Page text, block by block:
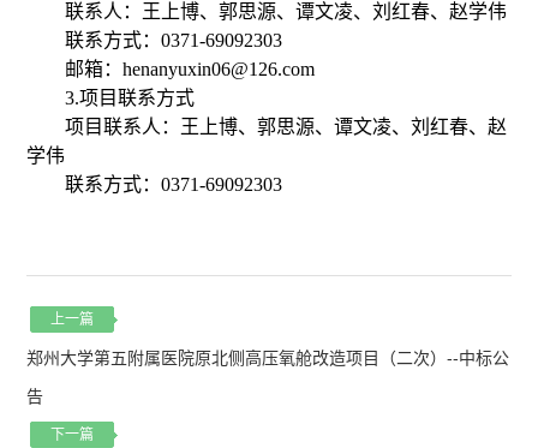
联系人：王上博、郭思源、谭文凌、刘红春、赵学伟
联系方式：0371-69092303
邮箱：henanyuxin06@126.com
3.项目联系方式
项目联系人：王上博、郭思源、谭文凌、刘红春、赵
学伟
联系方式：0371-69092303
上一篇
郑州大学第五附属医院原北侧高压氧舱改造项目（二次）--中标公
告
下一篇